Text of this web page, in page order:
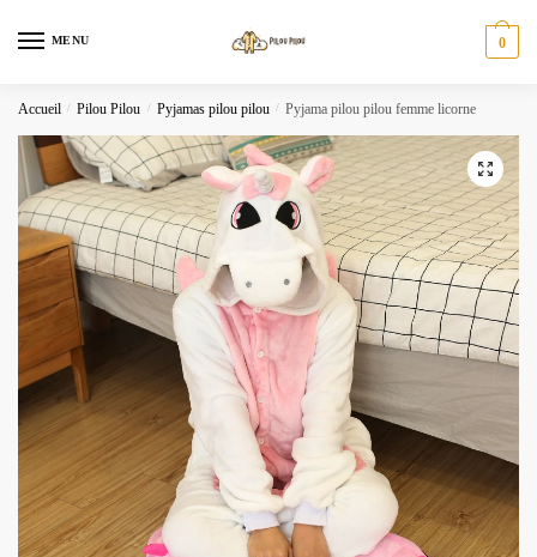
MENU 0
Accueil / Pilou Pilou / Pyjamas pilou pilou / Pyjama pilou pilou femme licorne